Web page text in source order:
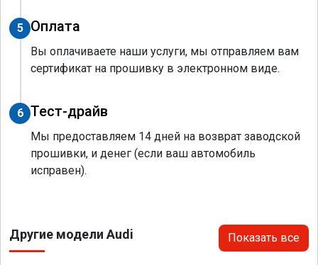
5 Оплата
Вы оплачиваете наши услуги, мы отправляем вам
сертификат на прошивку в электронном виде.
6 Тест-драйв
Мы предоставляем 14 дней на возврат заводской
прошивки, и денег (если ваш автомобиль
исправен).
Другие модели Audi Показать все